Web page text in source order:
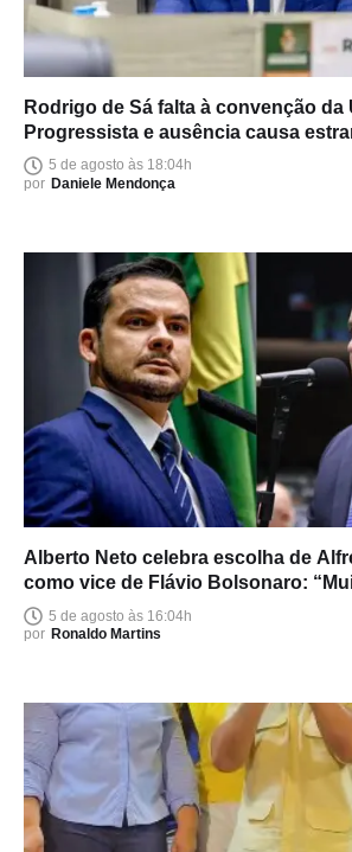
Rodrigo de Sá falta à convenção da
Progressista e ausência causa
5 de agosto às 18:04h
por Daniele Mendonça
Alberto Neto celebra escolha de
como vice de Flávio Bolsonaro:
5 de agosto às 16:04h
por Ronaldo Martins